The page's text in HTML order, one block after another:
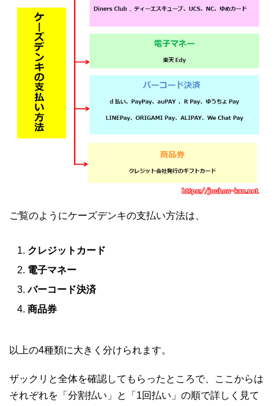
ご覧のようにケーズデンキの支払い方法は、
クレジットカード
電子マネー
バーコード決済
商品券
以上の4種類に大きく分けられます。
ザックリと全体を確認してもらったところで、ここからは
それぞれを「分割払い」と「1回払い」の順で詳しく見て